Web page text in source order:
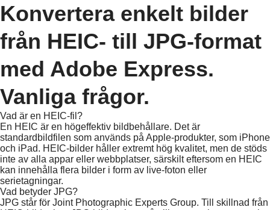
Konvertera enkelt bilder
från HEIC- till JPG-format
med Adobe Express.
Vanliga frågor.
Vad är en HEIC-fil?
En HEIC är en högeffektiv bildbehållare. Det är
standardbildfilen som används på Apple-produkter, som iPhone
och iPad. HEIC-bilder håller extremt hög kvalitet, men de stöds
inte av alla appar eller webbplatser, särskilt eftersom en HEIC
kan innehålla flera bilder i form av live-foton eller
serietagningar.
Vad betyder JPG?
JPG står för Joint Photographic Experts Group. Till skillnad från